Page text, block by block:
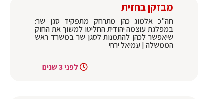
מבזקן בחזית
חה"כ אלמוג כהן מתרחק מתפקיד סגן שר:
במפלגת עוצמה יהודית החליטו למשוך את החוק
שיאפשר לכהן להתמנות לסגן שר במשרד ראש
הממשלה | עמיאל ירחי
לפני 3 שנים